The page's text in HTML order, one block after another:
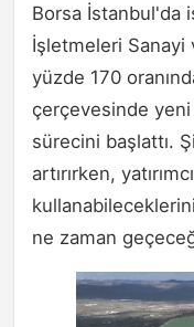
Borsa İstanbul'da
İşletmeleri Sanayi
yüzde 170
çerçevesinde yeni
sürecini başlattı.
artırırken,
ne zaman